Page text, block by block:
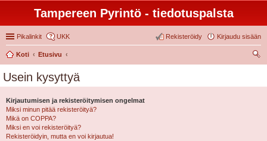
Tampereen Pyrintö - tiedotuspalsta
Pikalinkit UKK Kirjaudu sisään
Rekisteröidy
Koti
Etusivu
Usein kysyttyä
Kirjautumisen ja rekisteröitymisen ongelmat
Miksi minun pitää rekisteröityä?
Mikä on COPPA?
Miksi en voi rekisteröityä?
Rekisteröidyin, mutta en voi kirjautua!